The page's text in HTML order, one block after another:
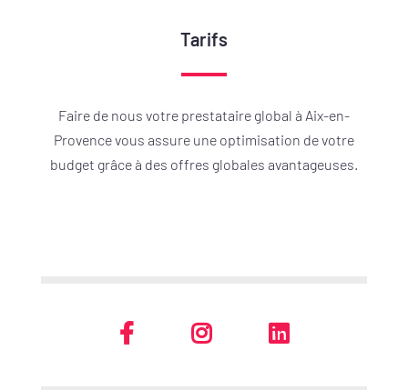
Tarifs
Faire de nous votre prestataire global à Aix-en-
Provence vous assure une optimisation de votre
budget grâce à des offres globales avantageuses.